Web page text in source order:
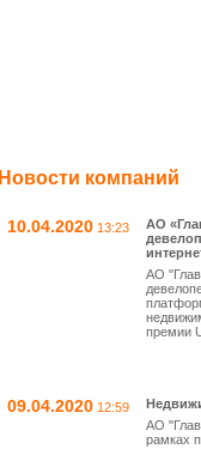
Новости компаний
10.04.202013:23
АО
АО
премии
09.04.202012:59
АО
рамках